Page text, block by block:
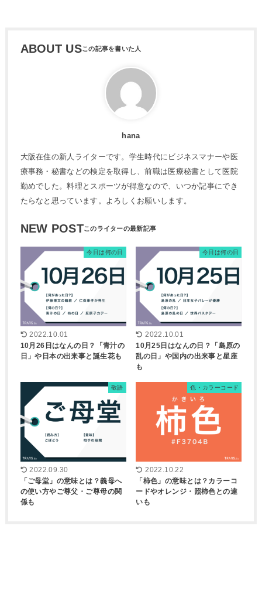
ABOUT US
hana
大阪在住の新人ライターです。学生時代にビジネスマナーや医
療事務・秘書などの検定を取得し、前職は医療秘書として医院
勤めでした。料理とスポーツが得意なので、いつか記事にでき
たらなと思っています。よろしくお願いします。
NEW POST
今日は何の日
2022.10.01
10月26日はなんの日？「青汁の
日」や日本の出来事と誕生花も
今日は何の日
2022.10.01
10月25日はなんの日？「島原の
乱の日」や国内の出来事と星座
も
敬語
2022.09.30
「ご母堂」の意味とは？義母へ
の使い方やご尊父・ご尊母の関
係も
色・カラーコード
2022.10.22
「柿色」の意味とは？カラーコ
ードやオレンジ・照柿色との違
いも